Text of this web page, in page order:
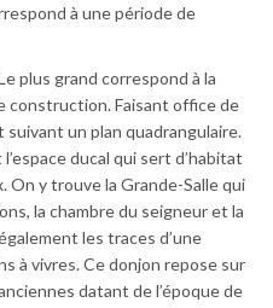
à une période de
plus grand correspond à la
construction. Faisant office de
un plan quadrangulaire.
ducal qui sert d’habitat
On y trouve la Grande-Salle qui
la chambre du seigneur et la
les traces d’une
à vivres. Ce donjon repose sur
datant de l’époque de